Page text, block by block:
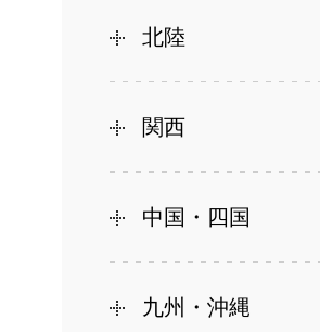
北陸
関西
中国・四国
九州・沖縄